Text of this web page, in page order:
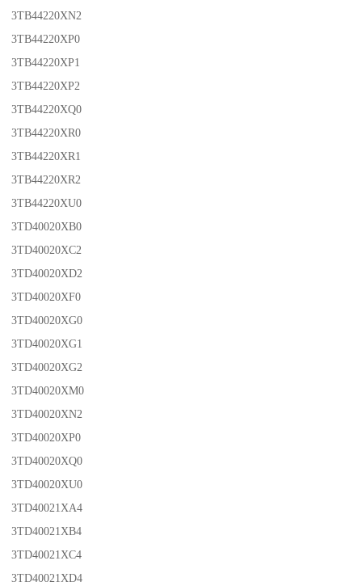
3TB44220XN2
3TB44220XP0
3TB44220XP1
3TB44220XP2
3TB44220XQ0
3TB44220XR0
3TB44220XR1
3TB44220XR2
3TB44220XU0
3TD40020XB0
3TD40020XC2
3TD40020XD2
3TD40020XF0
3TD40020XG0
3TD40020XG1
3TD40020XG2
3TD40020XM0
3TD40020XN2
3TD40020XP0
3TD40020XQ0
3TD40020XU0
3TD40021XA4
3TD40021XB4
3TD40021XC4
3TD40021XD4